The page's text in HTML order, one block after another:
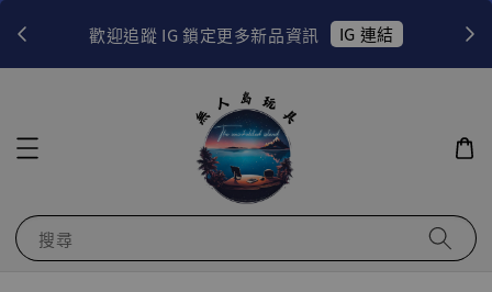
歡迎追蹤 IG 鎖定更多新品資訊 IG 連結
搜尋